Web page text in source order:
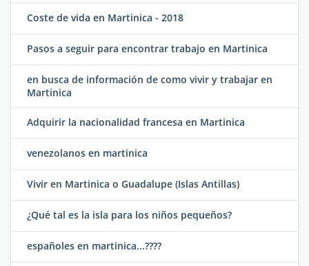
Coste de vida en Martinica - 2018
Pasos a seguir para encontrar trabajo en Martinica
en busca de información de como vivir y trabajar en
Martinica
Adquirir la nacionalidad francesa en Martinica
venezolanos en martinica
Vivir en Martinica o Guadalupe (Islas Antillas)
¿Qué tal es la isla para los niños pequeños?
españoles en martinica...????